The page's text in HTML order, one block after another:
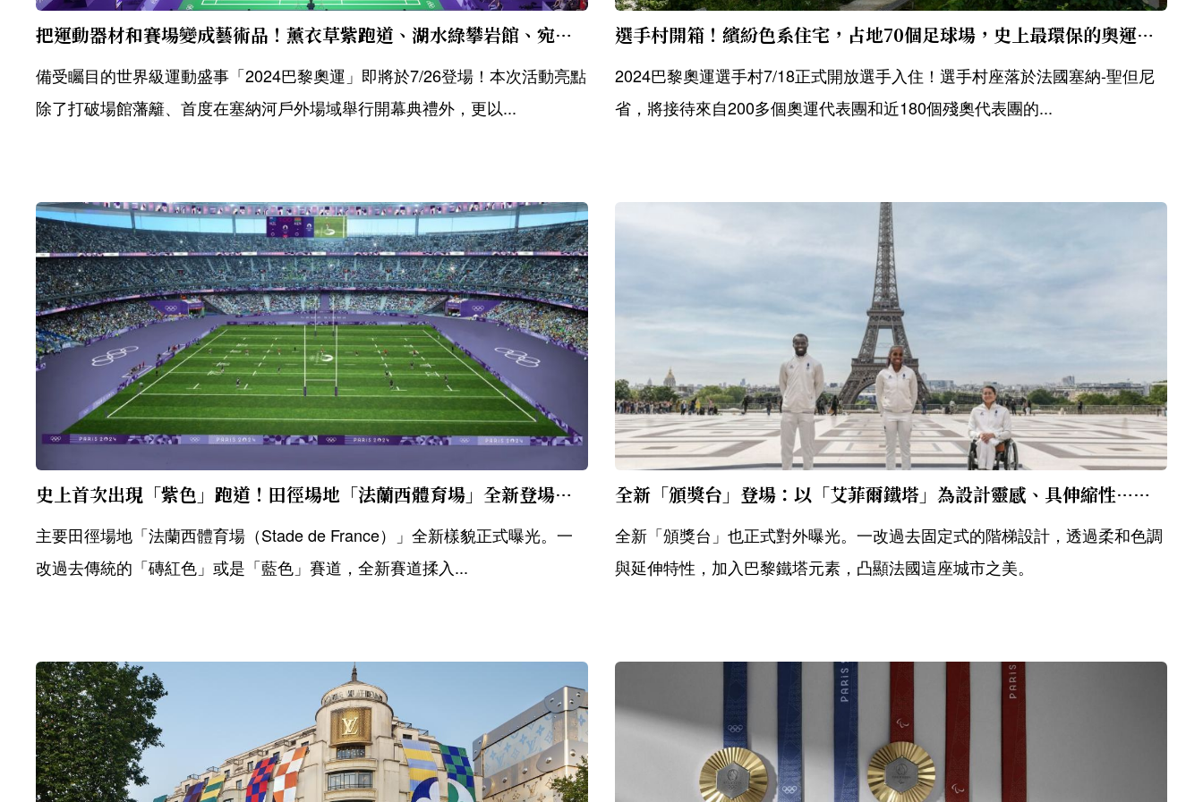
把運動器材和賽場變成藝術品！薰衣草紫跑道、湖水綠攀岩館、宛如粉蠟筆的漸層接力棒…
備受矚目的世界級運動盛事「2024巴黎奧運」即將於7/26登場！本次活動亮點
除了打破場館藩籬、首度在塞納河戶外場域舉行開幕典禮外，更以...
選手村開箱！繽紛色系住宅，占地70個足球場，史上最環保的奧運選手村，賽後將轉型社會住宅
2024巴黎奧運選手村7/18正式開放選手入住！選手村座落於法國塞納-聖但尼
省，將接待來自200多個奧運代表團和近180個殘奧代表團的...
史上首次出現「紫色」跑道！田徑場地「法蘭西體育場」全新登場：四大亮點搶先看
主要田徑場地「法蘭西體育場（Stade de France）」全新樣貌正式曝光。一
改過去傳統的「磚紅色」或是「藍色」賽道，全新賽道揉入...
全新「頒獎台」登場：以「艾菲爾鐵塔」為設計靈感、具伸縮性…四大亮點一次看
全新「頒獎台」也正式對外曝光。一改過去固定式的階梯設計，透過柔和色調
與延伸特性，加入巴黎鐵塔元素，凸顯法國這座城市之美。